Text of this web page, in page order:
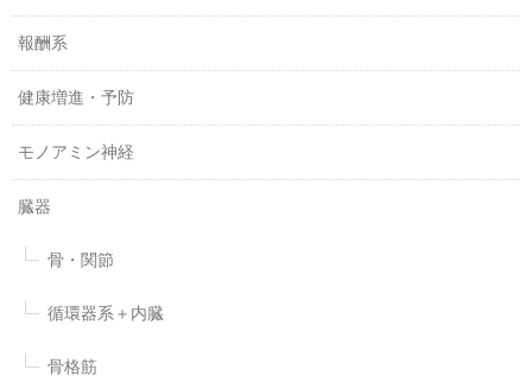
報酬系
健康増進・予防
モノアミン神経
臓器
骨・関節
循環器系＋内臓
骨格筋